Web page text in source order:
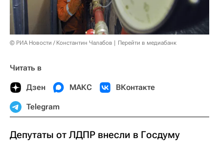
© РИА Новости / Константин Чалабов Перейти в медиабанк
Читать в
Дзен МАКС ВКонтакте
Telegram
Депутаты от ЛДПР внесли в Госдуму